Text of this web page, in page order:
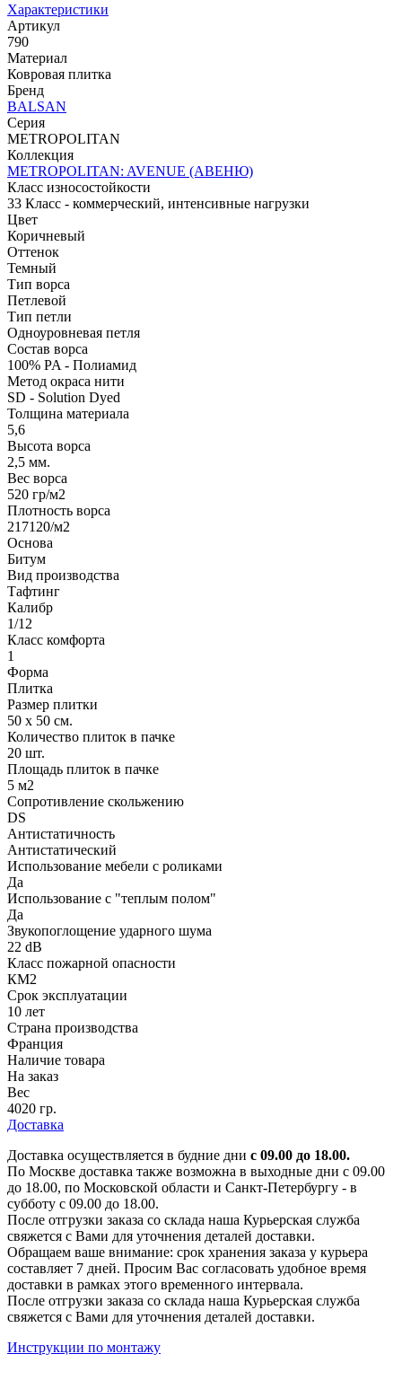
Характеристики
Артикул
790
Материал
Ковровая плитка
Бренд
BALSAN
Серия
METROPOLITAN
Коллекция
METROPOLITAN: AVENUE (АВЕНЮ)
Класс износостойкости
33 Класс - коммерческий, интенсивные нагрузки
Цвет
Коричневый
Оттенок
Темный
Тип ворса
Петлевой
Тип петли
Одноуровневая петля
Состав ворса
100% PA - Полиамид
Метод окраса нити
SD - Solution Dyed
Толщина материала
5,6
Высота ворса
2,5 мм.
Вес ворса
520 гр/м2
Плотность ворса
217120/м2
Основа
Битум
Вид производства
Тафтинг
Калибр
1/12
Класс комфорта
1
Форма
Плитка
Размер плитки
50 х 50 см.
Количество плиток в пачке
20 шт.
Площадь плиток в пачке
5 м2
Сопротивление скольжению
DS
Антистатичность
Антистатический
Использование мебели с роликами
Да
Использование с "теплым полом"
Да
Звукопоглощение ударного шума
22 dB
Класс пожарной опасности
КМ2
Срок эксплуатации
10 лет
Страна производства
Франция
Наличие товара
На заказ
Вес
4020 гр.
Доставка
Доставка осуществляется в будние дни с 09.00 до 18.00.
По Москве доставка также возможна в выходные дни с 09.00
до 18.00, по Московской области и Санкт-Петербургу - в
субботу с 09.00 до 18.00.
После отгрузки заказа со склада наша Курьерская служба
свяжется с Вами для уточнения деталей доставки.
Обращаем ваше внимание: срок хранения заказа у курьера
составляет 7 дней. Просим Вас согласовать удобное время
доставки в рамках этого временного интервала.
После отгрузки заказа со склада наша Курьерская служба
свяжется с Вами для уточнения деталей доставки.
Инструкции по монтажу